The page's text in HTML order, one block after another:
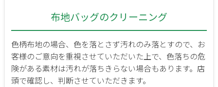
布地バッグのクリーニング
色柄布地の場合、色を落とさず汚れのみ落とすので、お
客様のご意向を重視させていただいた上で、色落ちの危
険がある素材は汚れが落ちきらない場合もあります。店
頭で確認し、判断させていただきます。